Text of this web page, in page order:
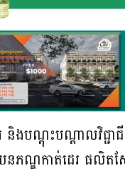
និងបណ្តុះបណ្តាលវិជ្ជ
យនភណ្ឌកាត់ដេរ ផលិ